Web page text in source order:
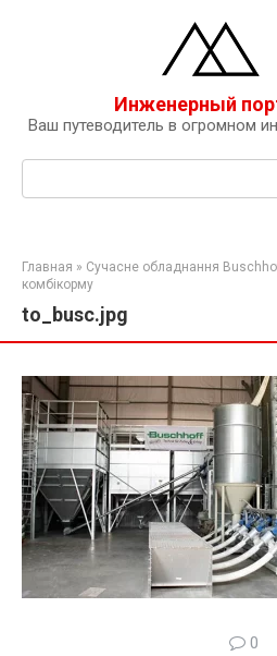
Инженерный
Ваш путеводитель в огромном
Поиск:
Главная » Сучасне обладнання
комбікорму
to_busc.jpg
0